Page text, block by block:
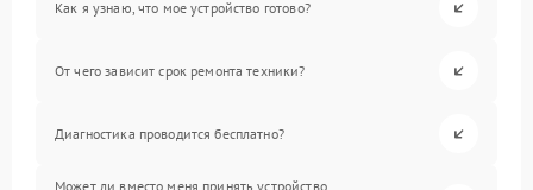
Как я узнаю, что мое устройство готово?
От чего зависит срок ремонта техники?
Диагностика проводится бесплатно?
Может ли вместо меня принять устройство